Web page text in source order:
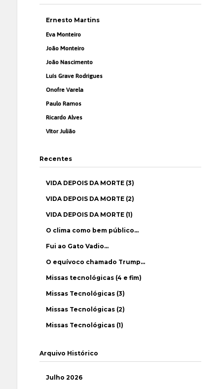
Ernesto Martins
Eva Monteiro
João Monteiro
João Nascimento
Luís Grave Rodrigues
Onofre Varela
Paulo Ramos
Ricardo Alves
Vítor Julião
Recentes
VIDA DEPOIS DA MORTE (3)
VIDA DEPOIS DA MORTE (2)
VIDA DEPOIS DA MORTE (1)
O clima como bem público…
Fui ao Gato Vadio…
O equívoco chamado Trump…
Missas tecnológicas (4 e fim)
Missas Tecnológicas (3)
Missas Tecnológicas (2)
Missas Tecnológicas (1)
Arquivo Histórico
Julho 2026